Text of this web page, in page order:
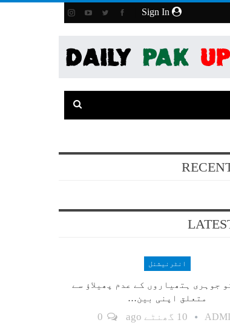
انٹرنیشنل
جوہری ہتھیاروں کے عدم پھیلاؤ سے
متعلق اپنی بین…
10 گھنٹے ago